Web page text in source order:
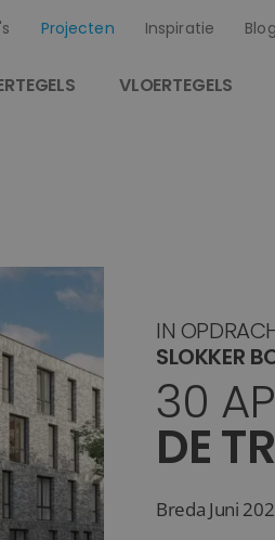
Projecten Inspiratie Blog
VLOERTEGELS
IN
SLOKKER
30
DE
Breda Juni